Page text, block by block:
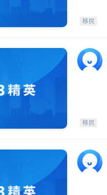
移民
移民